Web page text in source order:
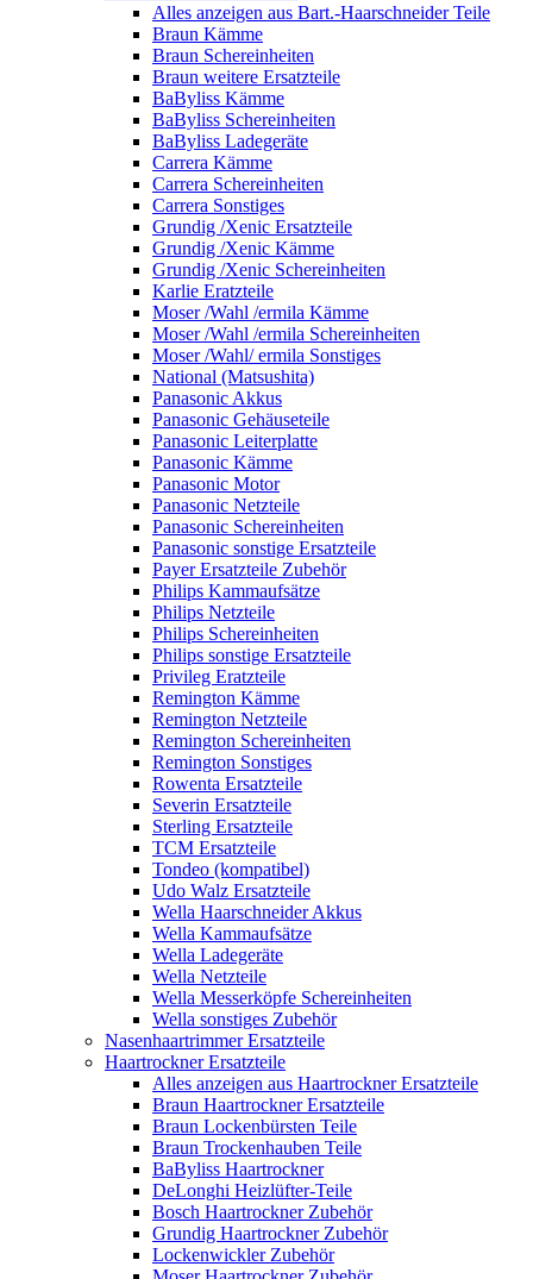
Alles anzeigen aus Bart.-Haarschneider Teile
Braun Kämme
Braun Schereinheiten
Braun weitere Ersatzteile
BaByliss Kämme
BaByliss Schereinheiten
BaByliss Ladegeräte
Carrera Kämme
Carrera Schereinheiten
Carrera Sonstiges
Grundig /Xenic Ersatzteile
Grundig /Xenic Kämme
Grundig /Xenic Schereinheiten
Karlie Eratzteile
Moser /Wahl /ermila Kämme
Moser /Wahl /ermila Schereinheiten
Moser /Wahl/ ermila Sonstiges
National (Matsushita)
Panasonic Akkus
Panasonic Gehäuseteile
Panasonic Leiterplatte
Panasonic Kämme
Panasonic Motor
Panasonic Netzteile
Panasonic Schereinheiten
Panasonic sonstige Ersatzteile
Payer Ersatzteile Zubehör
Philips Kammaufsätze
Philips Netzteile
Philips Schereinheiten
Philips sonstige Ersatzteile
Privileg Eratzteile
Remington Kämme
Remington Netzteile
Remington Schereinheiten
Remington Sonstiges
Rowenta Ersatzteile
Severin Ersatzteile
Sterling Ersatzteile
TCM Ersatzteile
Tondeo (kompatibel)
Udo Walz Ersatzteile
Wella Haarschneider Akkus
Wella Kammaufsätze
Wella Ladegeräte
Wella Netzteile
Wella Messerköpfe Schereinheiten
Wella sonstiges Zubehör
Nasenhaartrimmer Ersatzteile
Haartrockner Ersatzteile
Alles anzeigen aus Haartrockner Ersatzteile
Braun Haartrockner Ersatzteile
Braun Lockenbürsten Teile
Braun Trockenhauben Teile
BaByliss Haartrockner
DeLonghi Heizlüfter-Teile
Bosch Haartrockner Zubehör
Grundig Haartrockner Zubehör
Lockenwickler Zubehör